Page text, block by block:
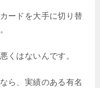
ードを大手に切り替
くはないんです。
ら、実績のある有名